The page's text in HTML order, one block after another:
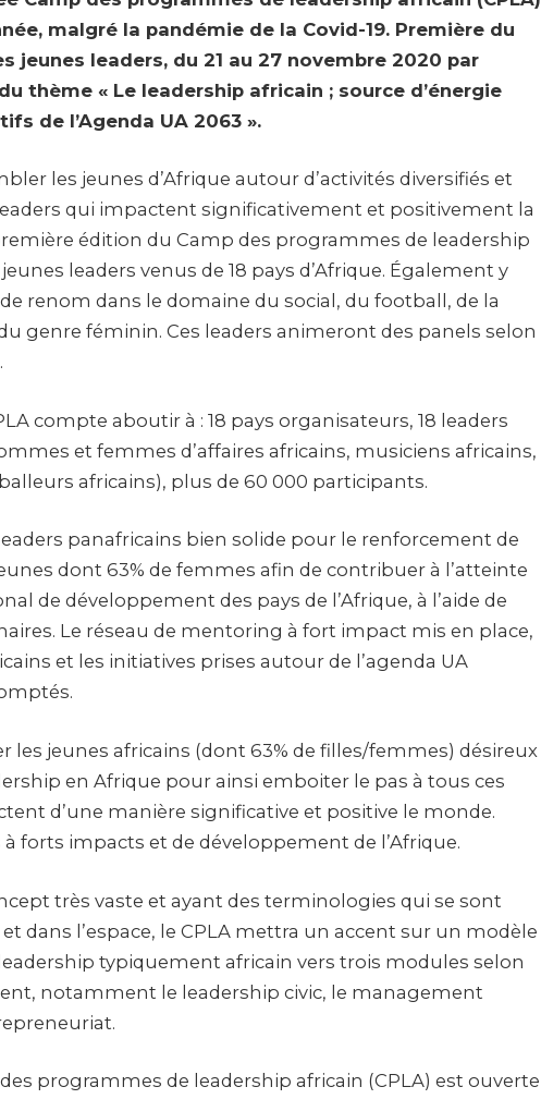
malgré la pandémie de la Covid-19. Première du
jeunes leaders, du 21 au 27 novembre 2020 par
thème « Le leadership africain ; source d’énergie
de l’Agenda UA 2063 ».
les jeunes d’Afrique autour d’activités diversifiés et
qui impactent significativement et positivement la
édition du Camp des programmes de leadership
leaders venus de 18 pays d’Afrique. Également y
renom dans le domaine du social, du football, de la
genre féminin. Ces leaders animeront des panels selon
compte aboutir à : 18 pays organisateurs, 18 leaders
et femmes d’affaires africains, musiciens africains,
africains), plus de 60 000 participants.
panafricains bien solide pour le renforcement de
dont 63% de femmes afin de contribuer à l’atteinte
de développement des pays de l’Afrique, à l’aide de
Le réseau de mentoring à fort impact mis en place,
et les initiatives prises autour de l’agenda UA
les jeunes africains (dont 63% de filles/femmes) désireux
en Afrique pour ainsi emboiter le pas à tous ces
d’une manière significative et positive le monde.
forts impacts et de développement de l’Afrique.
très vaste et ayant des terminologies qui se sont
dans l’espace, le CPLA mettra un accent sur un modèle
typiquement africain vers trois modules selon
notamment le leadership civic, le management
programmes de leadership africain (CPLA) est ouverte